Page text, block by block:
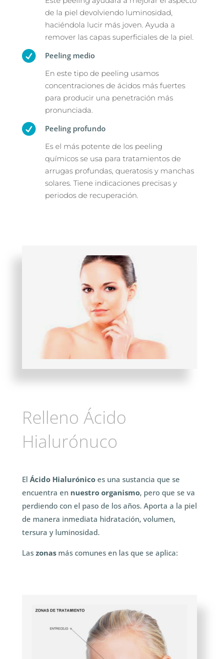
de la piel devolviendo luminosidad,
haciéndola lucir más joven. Ayuda a
remover las capas superficiales de la piel.
 Peeling medio
En este tipo de peeling usamos
concentraciones de ácidos más fuertes
para producir una penetración más
pronunciada.
 Peeling profundo
Es el más potente de los peeling
químicos se usa para tratamientos de
arrugas profundas, queratosis y manchas
solares. Tiene indicaciones precisas y
periodos de recuperación.
Relleno Ácido
Hialurónuco
El Ácido Hialurónicoes una sustancia que se
encuentra en nuestro organismo, pero que se va
perdiendo con el paso de los años. Aporta a la piel
de manera inmediata hidratación, volumen,
tersura y luminosidad.
Laszonasmás comunes en las que se aplica: